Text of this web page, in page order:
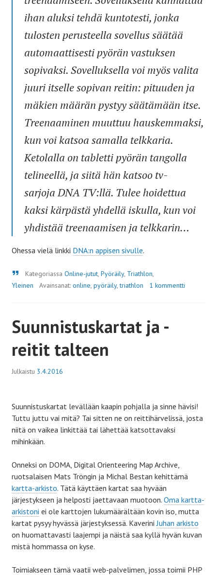
ihan aluksi tehdä kuntotesti, jonka
tulosten perusteella sovellus säätää
automaattisesti pyörän vastuksen
sopivaksi. Sovelluksella voi myös valita
juuri itselle sopivan reitin: pituuden ja
mäkien määrän pystyy säätämään itse.
Treenaaminen muuttuu hauskemmaksi,
kun voi katsoa samalla telkkaria.
Ketolalla on tabletti pyörän tangolla
telineellä, ja siitä hän katsoo tv-
sarjoja DNA TV:llä. Tulee hoidettua
kaksi kärpästä yhdellä iskulla, kun voi
yhdistää treenaamisen ja telkkarin…
Ohessa vielä linkki DNA:n appisen sivulle.
Lainaus
Kategoriassa Online-jutut, Pyöräily, Triathlon,
Yleinen
Avainsanat: online, pyöräily,triathlon 1 kommentti
Suunnistuskartat ja -
reitit talteen
Julkaistu 3.4.2016
Suunnistuskartat levällään kaapin pohjalla ja sinne hävisi!
Tuttu juttu vai mitä? Tai sitten ne on reittihärvelissä, josta
niitä on vaikea linkittää tai lähettää katsottavaksi
mihinkään.
Onneksi on DOMA, Digital Orienteering Map Archive,
ruotsalaisen Mats Tröngin ja Michal Bestan kehittämä
kartta-arkisto. Tätä käyttäen kartat saa hyvään
järjestykseen ja helposti jaettavaan muotoon. Oma kartta-
arkistoni ei ole karttojen lukumäärältään kovin iso, mutta
kartat pysyy hyvässä järjestyksessä. KaveriniJuhan arkisto
on huomattavasti laajempi ja näistä saa kyllä hyvän kuvan
mistä hommassa on kyse.
Toimiakseen tämä vaatii web-palvelimen, jossa toimii PHP